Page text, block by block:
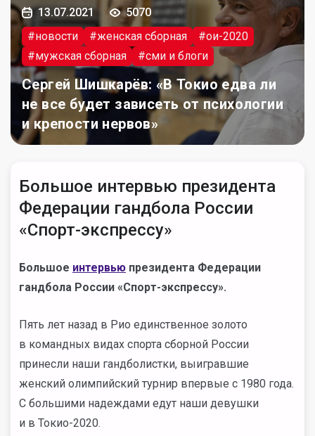
13.07.2021
5070
#новости
#женская сборная
#ои-2020
#мужская сборная
#сми и блоги
Сергей Шишкарёв: «В Токио едва ли
не все будет зависеть от психологии
и крепости нервов»
Большое интервью президента
Федерации гандбола России
«Спорт-экспрессу»
Большое интервью президента Федерации
гандбола России «Спорт-экспрессу».
Пять лет назад в Рио единственное золото
в командных видах спорта сборной России
принесли наши гандболистки, выигравшие
женский олимпийский турнир впервые с 1980 года.
С большими надеждами едут наши девушки
и в Токио-2020.